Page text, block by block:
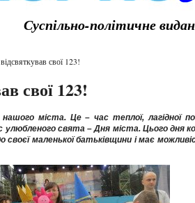
Суспільно-політичне
свої 123!
свої 123!
міста. Це – час теплої, лагідної
улюбленого свята – Дня міста. Цього дня
своєї маленької батьківщини і має